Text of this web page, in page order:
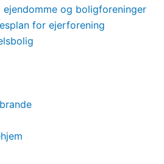
ejendomme og boligforeninger
for ejerforening